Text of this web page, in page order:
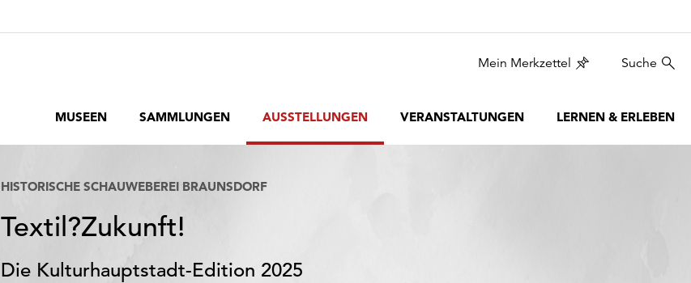
Mein Merkzettel Suche
MUSEEN SAMMLUNGEN AUSSTELLUNGEN VERANSTALTUNGEN LERNEN & ERLEBEN
HISTORISCHE SCHAUWEBEREI BRAUNSDORF
Textil?Zukunft!
Die Kulturhauptstadt-Edition 2025